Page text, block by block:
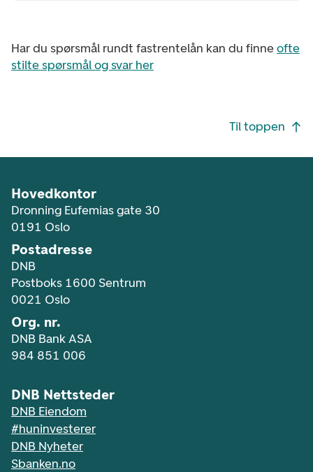
Har du spørsmål rundt fastrentelån kan du finneofte
stilte spørsmål og svar her
Til toppen
Hovedkontor
Dronning Eufemias gate 30
0191 Oslo
Postadresse
DNB
Postboks 1600 Sentrum
0021 Oslo
Org. nr.
DNB Bank ASA
984 851 006
DNB Nettsteder
DNB Eiendom
#huninvesterer
DNB Nyheter
Sbanken.no